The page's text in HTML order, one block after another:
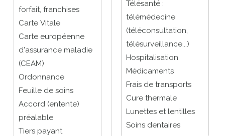
forfait, franchises
Carte Vitale
Carte européenne
d'assurance maladie
(CEAM)
Ordonnance
Feuille de soins
Accord (entente)
préalable
Tiers payant
Télésanté :
télémédecine
(téléconsultation,
télésurveillance...)
Hospitalisation
Médicaments
Frais de transports
Cure thermale
Lunettes et lentilles
Soins dentaires